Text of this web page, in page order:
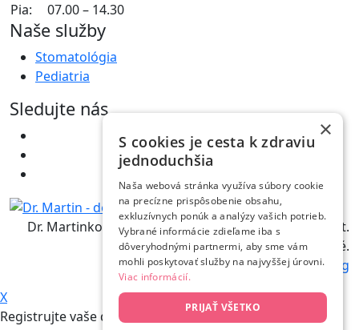
Pia:
07.00 – 14.30
Naše služby
Stomatológia
Pediatria
Sledujte nás
Dr. Martinko - Detská klinika © 2021 - 2026 Copyright.
Všetky práva vyhradené.
Designed byPopcorn Advertising
X
Registrujte vaše dieťa na pediatriu
×
S cookies je cesta k zdraviu
jednoduchšia
Naša webová stránka využíva súbory cookie
na precízne prispôsobenie obsahu,
exkluzívnych ponúk a analýzy vašich potrieb.
Vybrané informácie zdieľame iba s
dôveryhodnými partnermi, aby sme vám
mohli poskytovať služby na najvyššej úrovni.
Viac informácií.
PRIJAŤ VŠETKO